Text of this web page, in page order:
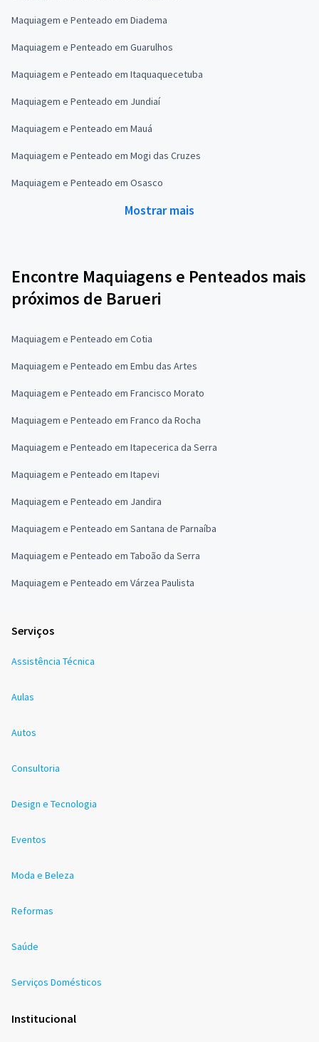
Maquiagem e Penteado em Diadema
Maquiagem e Penteado em Guarulhos
Maquiagem e Penteado em Itaquaquecetuba
Maquiagem e Penteado em Jundiaí
Maquiagem e Penteado em Mauá
Maquiagem e Penteado em Mogi das Cruzes
Maquiagem e Penteado em Osasco
Mostrar mais
Encontre Maquiagens e Penteados mais
próximos de Barueri
Maquiagem e Penteado em Cotia
Maquiagem e Penteado em Embu das Artes
Maquiagem e Penteado em Francisco Morato
Maquiagem e Penteado em Franco da Rocha
Maquiagem e Penteado em Itapecerica da Serra
Maquiagem e Penteado em Itapevi
Maquiagem e Penteado em Jandira
Maquiagem e Penteado em Santana de Parnaíba
Maquiagem e Penteado em Taboão da Serra
Maquiagem e Penteado em Várzea Paulista
Serviços
Assistência Técnica
Aulas
Autos
Consultoria
Design e Tecnologia
Eventos
Moda e Beleza
Reformas
Saúde
Serviços Domésticos
Institucional